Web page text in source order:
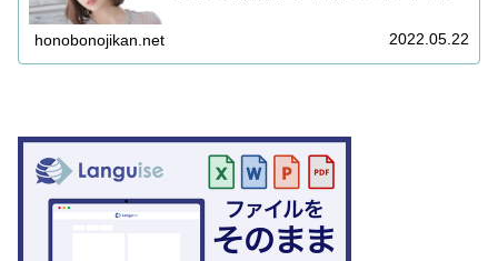
honobonojikan.net 2022.05.22